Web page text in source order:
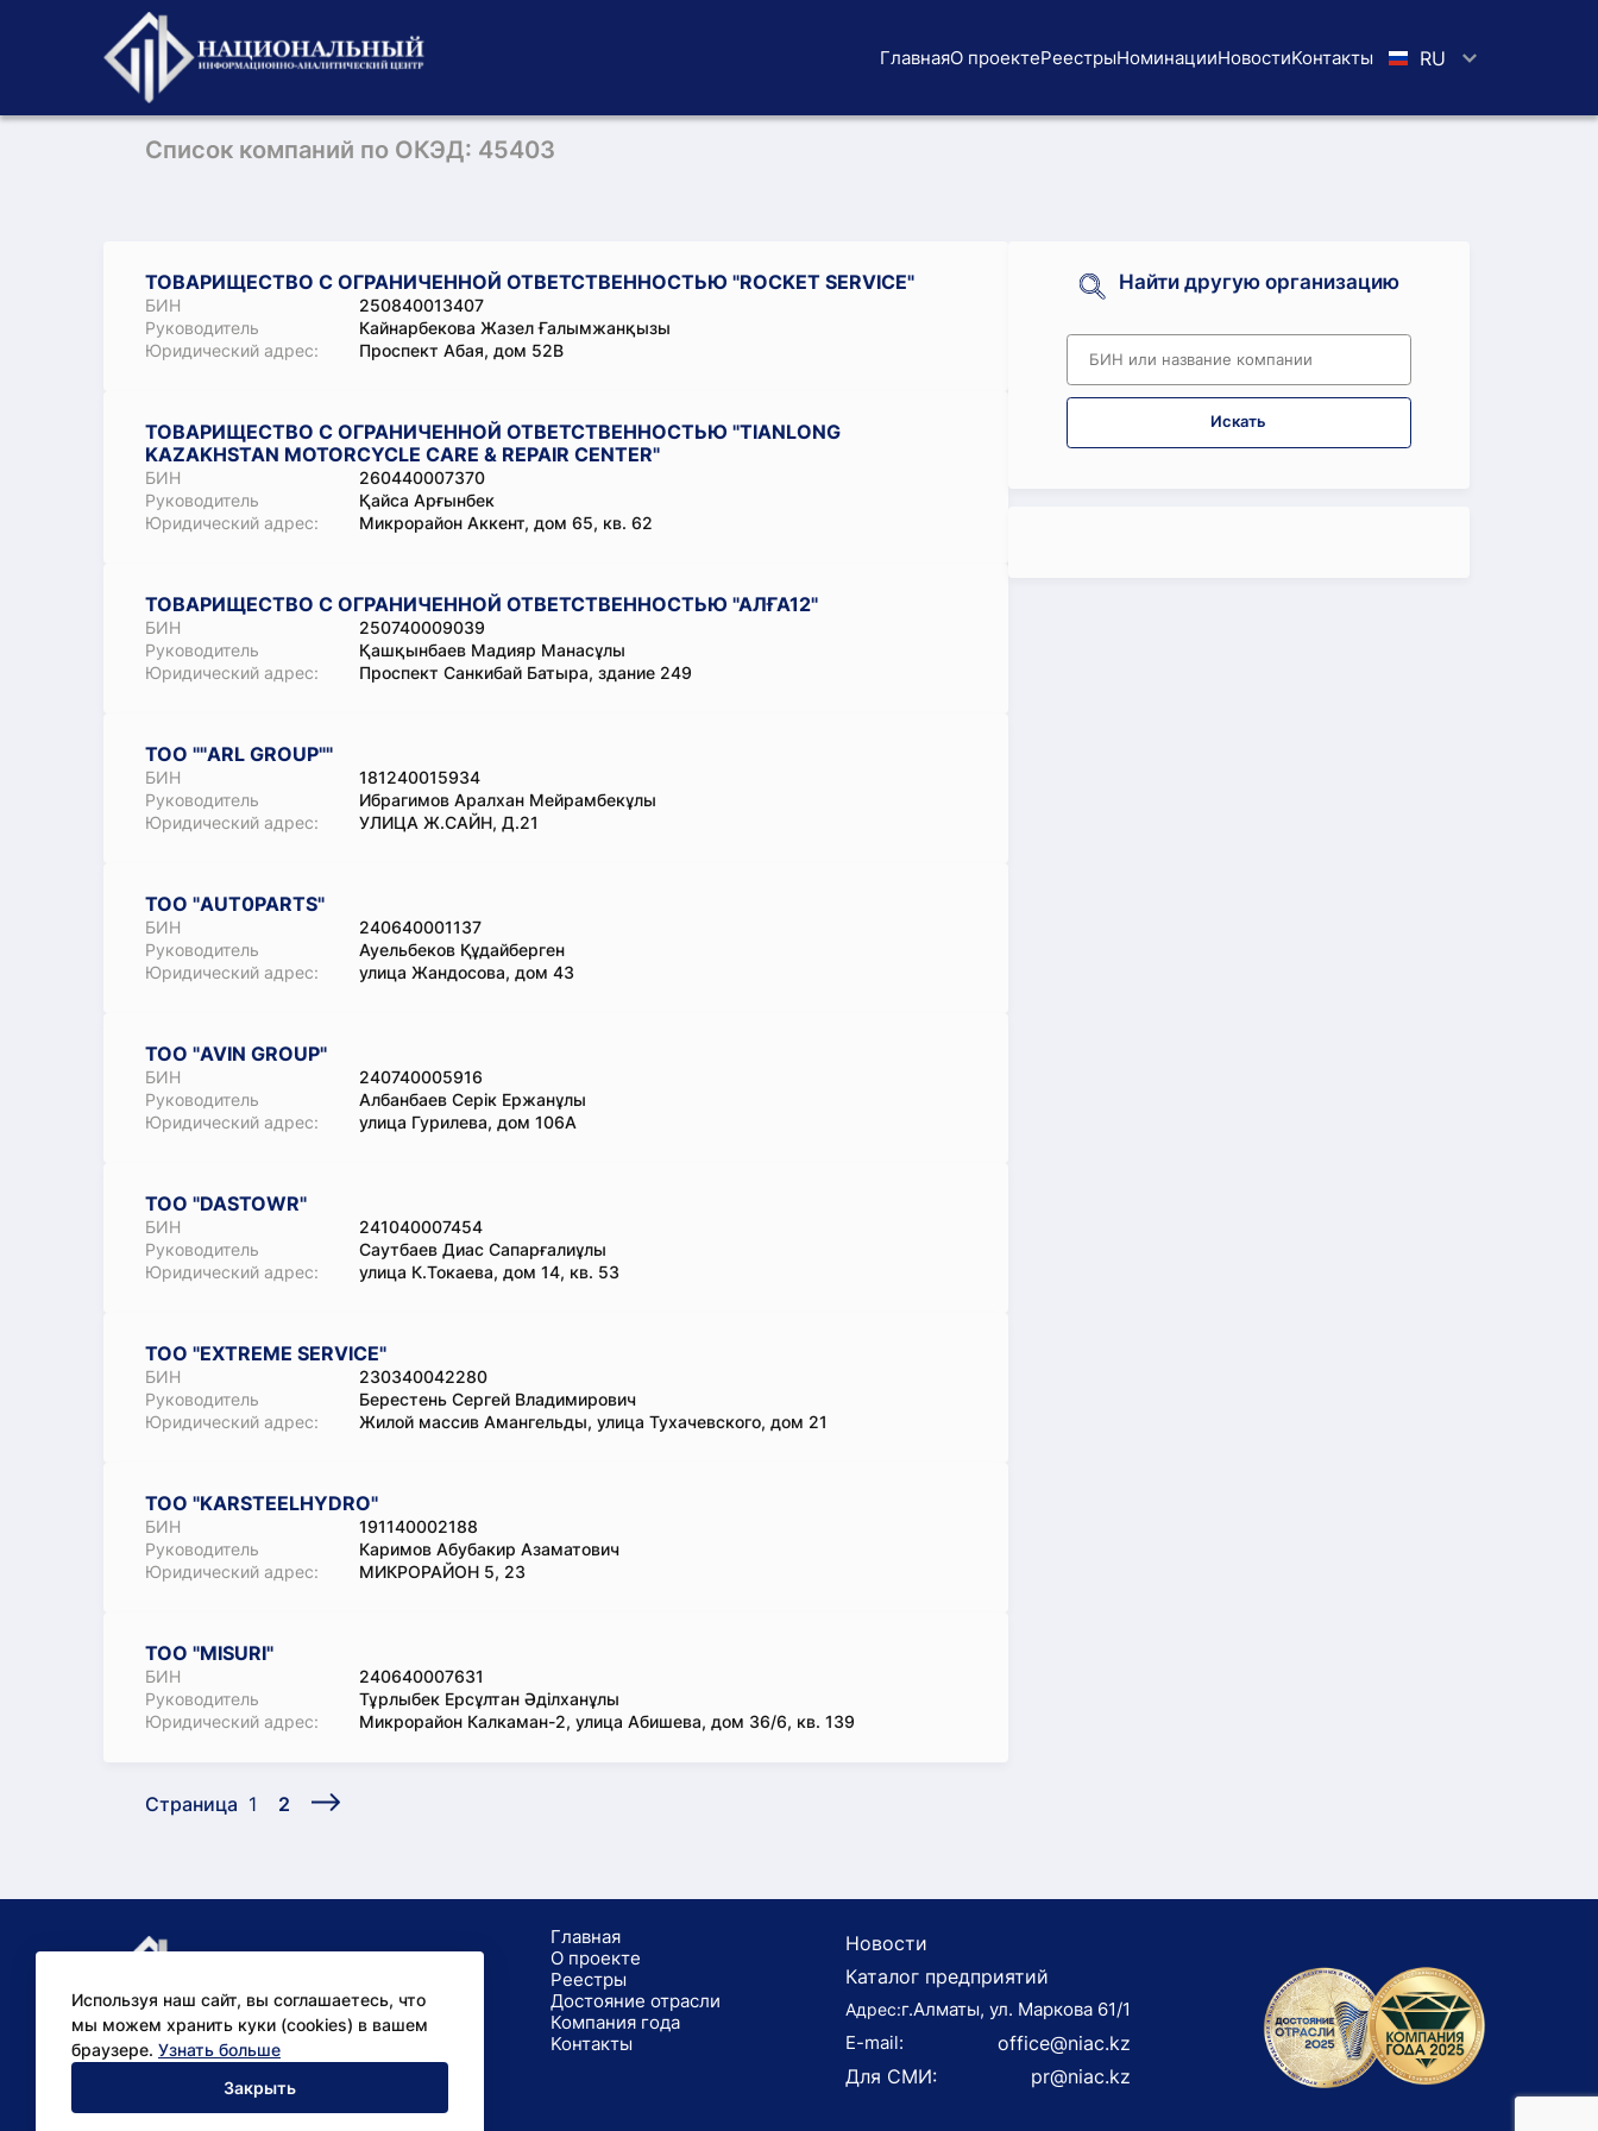
ГлавнаяО проектеРеестрыНоминацииНовостиKoнтaкты RU
Список компаний по ОКЭД: 45403
ТОВАРИЩЕСТВО С ОГРАНИЧЕННОЙ ОТВЕТСТВЕННОСТЬЮ "ROCKET SERVICE"
БИН
250840013407
Руководитель
Кайнарбекова Жазел Ғалымжанқызы
Юридический адрес:
Проспект Абая, дом 52В
ТОВАРИЩЕСТВО С ОГРАНИЧЕННОЙ ОТВЕТСТВЕННОСТЬЮ "TIANLONG
KAZAKHSTAN MOTORCYCLE CARE & REPAIR CENTER"
БИН
260440007370
Руководитель
Қайса Арғынбек
Юридический адрес:
Микрорайон Аккент, дом 65, кв. 62
ТОВАРИЩЕСТВО С ОГРАНИЧЕННОЙ ОТВЕТСТВЕННОСТЬЮ "АЛҒА12"
БИН
250740009039
Руководитель
Қашқынбаев Мадияр Манасұлы
Юридический адрес:
Проспект Санкибай Батыра, здание 249
ТОО ""ARL GROUP""
БИН
181240015934
Руководитель
Ибрагимов Аралхан Мейрамбекұлы
Юридический адрес:
УЛИЦА Ж.САЙН, Д.21
ТОО "AUT0PARTS"
БИН
240640001137
Руководитель
Ауельбеков Құдайберген
Юридический адрес:
улица Жандосова, дом 43
ТОО "AVIN GROUP"
БИН
240740005916
Руководитель
Албанбаев Серік Ержанұлы
Юридический адрес:
улица Гурилева, дом 106А
ТОО "DASTOWR"
БИН
241040007454
Руководитель
Саутбаев Диас Сапарғалиұлы
Юридический адрес:
улица К.Токаева, дом 14, кв. 53
ТОО "EXTREME SERVICE"
БИН
230340042280
Руководитель
Берестень Сергей Владимирович
Юридический адрес:
Жилой массив Амангельды, улица Тухачевского, дом 21
ТОО "KARSTEELHYDRO"
БИН
191140002188
Руководитель
Каримов Абубакир Азаматович
Юридический адрес:
МИКРОРАЙОН 5, 23
ТОО "MISURI"
БИН
240640007631
Руководитель
Тұрлыбек Ерсұлтан Әділханұлы
Юридический адрес:
Микрорайон Калкаман-2, улица Абишева, дом 36/6, кв. 139
Страница 1 2
Найти другую организацию
Искать
Используя наш сайт, вы соглашаетесь, что
мы можем хранить куки (cookies) в вашем
браузере. Узнать больше
Закрыть
Аналитические
исследования для бизнеса
Главная
О проекте
Реестры
Достояние отрасли
Компания года
Koнтaкты
Новости
Каталог предприятий
Адрес:г.Алматы, ул. Маркова 61/1
E-mail:
office@niac.kz
Для СМИ:
pr@niac.kz